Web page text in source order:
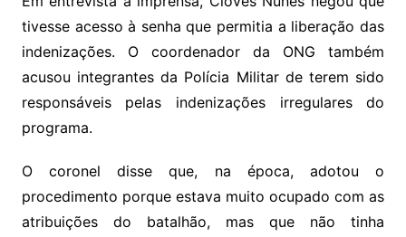
tivesse acesso à senha que permitia a liberação das
indenizações. O coordenador da ONG também
acusou integrantes da Polícia Militar de terem sido
responsáveis pelas indenizações irregulares do
programa.
O coronel disse que, na época, adotou o
procedimento porque estava muito ocupado com as
atribuições do batalhão, mas que não tinha